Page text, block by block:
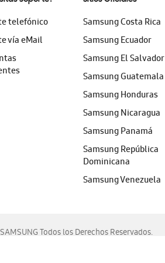
telefónico
vía eMail
Samsung Costa Rica
Samsung Ecuador
Samsung El Salvador
Samsung Guatemala
Samsung Honduras
Samsung Nicaragua
Samsung Panamá
Samsung República
Dominicana
Samsung Venezuela
Todos los Derechos Reservados.